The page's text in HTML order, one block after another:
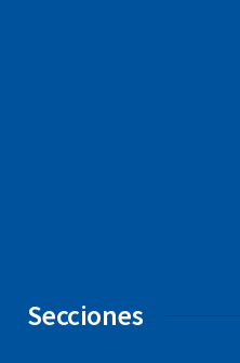
Secciones